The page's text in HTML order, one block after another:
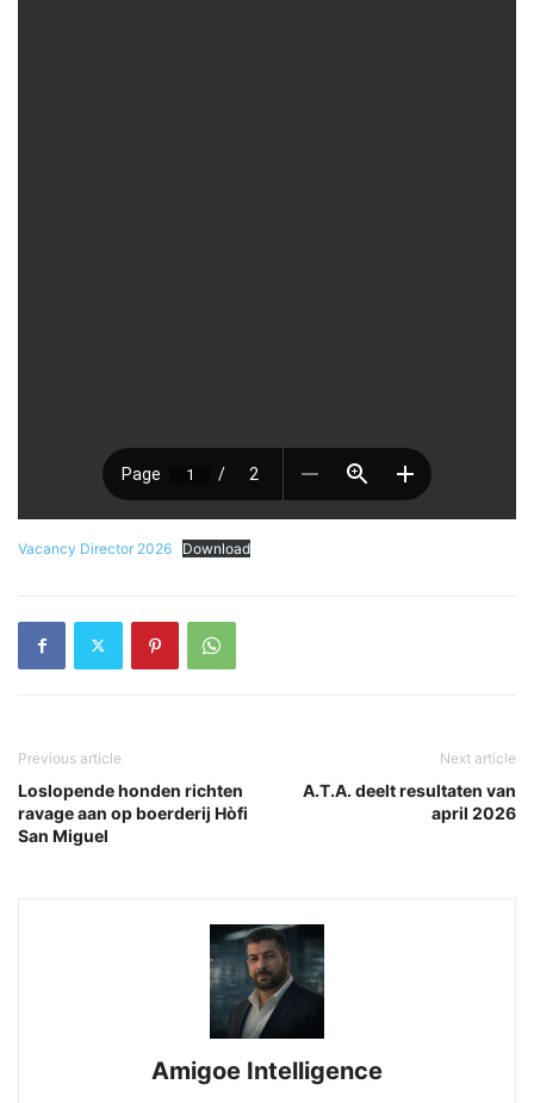
Vacancy Director 2026 Download
Previous article
Loslopende honden richten
ravage aan op boerderij Hòfi
San Miguel
Next article
A.T.A. deelt resultaten van
april 2026
Amigoe Intelligence